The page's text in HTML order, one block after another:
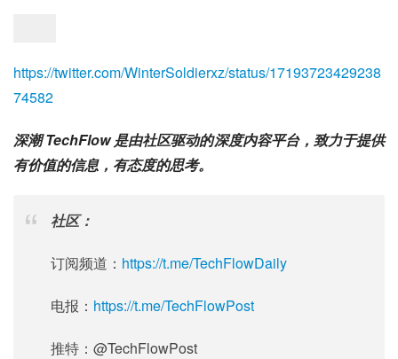
https://twitter.com/WinterSoldierxz/status/17193723429238
74582
深潮 TechFlow 是由社区驱动的深度内容平台，致力于提供
有价值的信息，有态度的思考。
社区：
订阅频道： https://t.me/TechFlowDaily
电报： https://t.me/TechFlowPost
推特：@TechFlowPost